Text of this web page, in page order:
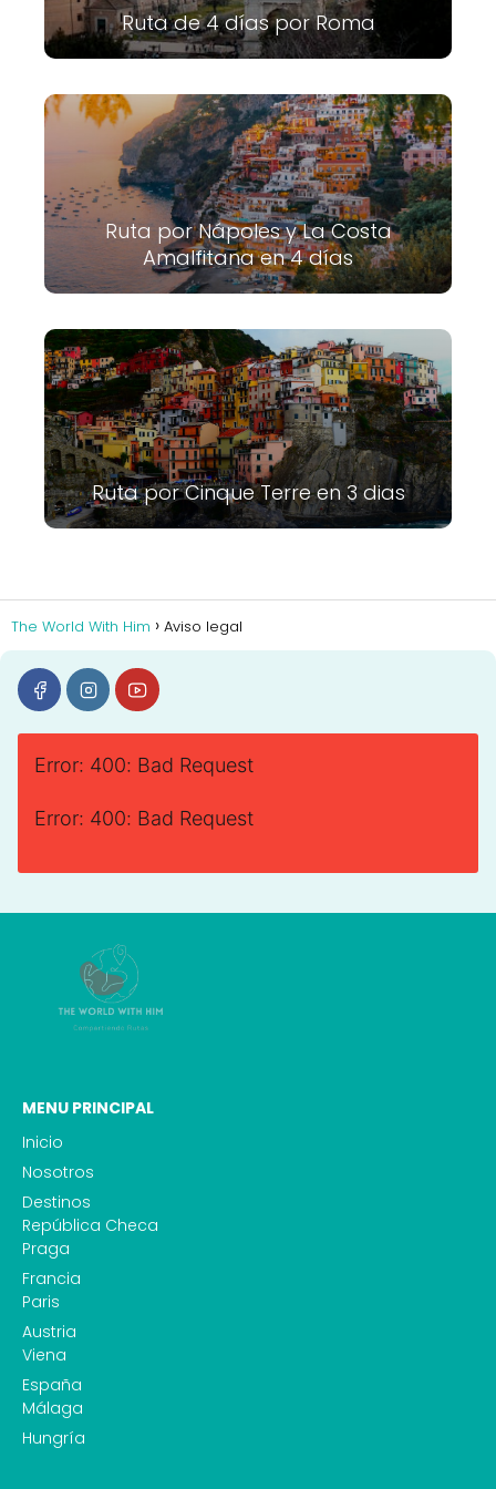
Ruta de 4 días por Roma
Ruta por Nápoles y La Costa
Amalfitana en 4 días
Ruta por Cinque Terre en 3 dias
The World With Him Aviso legal
Error: 400: Bad Request
Error: 400: Bad Request
MENU PRINCIPAL
Inicio
Nosotros
Destinos
República Checa
Praga
Francia
Paris
Austria
Viena
España
Málaga
Hungría